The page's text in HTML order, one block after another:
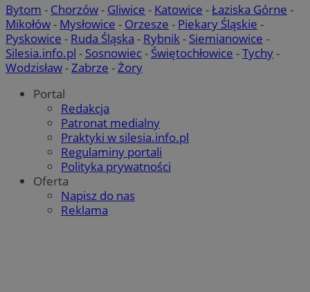
Bytom - Chorzów- Gliwice - Katowice -Łaziska Górne -
Mikołów- Mysłowice - Orzesze - Piekary Śląskie -
Pyskowice - Ruda Śląska - Rybnik - Siemianowice -
Silesia.info.pl - Sosnowiec- Świętochłowice -Tychy-
Wodzisław- Zabrze - Żory
Portal
Redakcja
Patronat medialny
Praktyki w silesia.info.pl
Regulaminy portali
Polityka prywatności
Oferta
Napisz do nas
Reklama